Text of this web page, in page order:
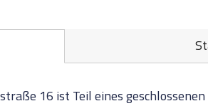
16 ist Teil eines